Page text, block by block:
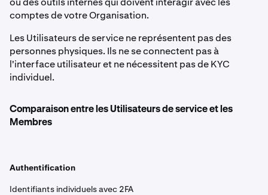
comptes de votre Organisation.
Les Utilisateurs de service ne représentent pas des
personnes physiques. Ils ne se connectent pas à
l'interface utilisateur et ne nécessitent pas de KYC
individuel.
Comparaison entre les Utilisateurs de service et les
Membres
Authentification
Identifiants individuels avec 2FA